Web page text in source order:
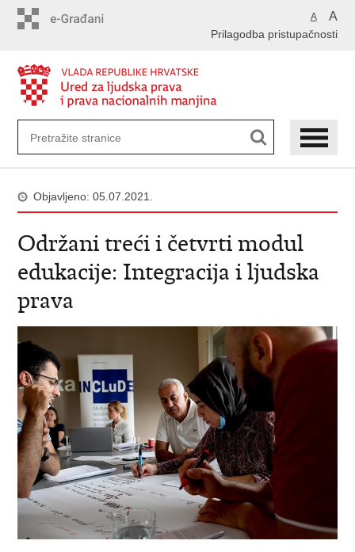
A A
Prilagodba pristupačnosti
Objavljeno: 05.07.2021.
Održani treći i četvrti modul
edukacije: Integracija i ljudska
prava